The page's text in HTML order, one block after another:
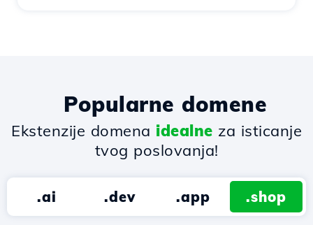
Popularne domene
Ekstenzije domena idealne za isticanje
tvog poslovanja!
.ai .dev .app .shop